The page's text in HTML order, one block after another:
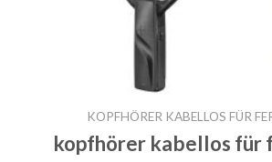
KOPFHÖRER KABELLOS FÜR
kopfhörer kabellos für